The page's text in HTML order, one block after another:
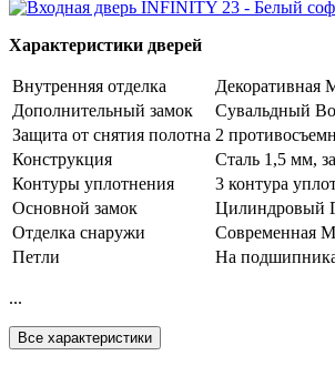
Характеристики дверей
Внутренняя отделка
Декоративная
Дополнительный замок
Сувальдный
Защита от снятия полотна 2
Конструкция
Сталь 1,5 мм,
Контуры уплотнения
3 контура
Основной замок
Цилиндровый
Отделка снаружи
Современная
Петли
На
...
Все характеристики